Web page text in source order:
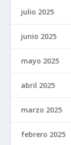
julio 2025
junio 2025
mayo 2025
abril 2025
marzo 2025
febrero 2025